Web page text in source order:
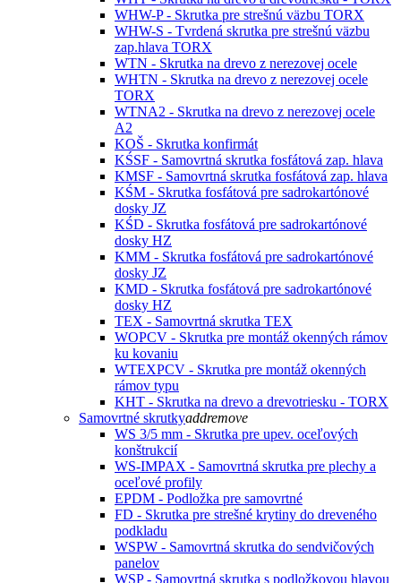
WHW-P - Skrutka pre strešnú väzbu TORX
WHW-S - Tvrdená skrutka pre strešnú väzbu
zap.hlava TORX
WTN - Skrutka na drevo z nerezovej ocele
WHTN - Skrutka na drevo z nerezovej ocele
TORX
WTNA2 - Skrutka na drevo z nerezovej ocele
A2
KOŠ - Skrutka konfirmát
KŚSF - Samovrtná skrutka fosfátová zap. hlava
KMSF - Samovrtná skrutka fosfátová zap. hlava
KŚM - Skrutka fosfátová pre sadrokartónové
dosky JZ
KŚD - Skrutka fosfátová pre sadrokartónové
dosky HZ
KMM - Skrutka fosfátová pre sadrokartónové
dosky JZ
KMD - Skrutka fosfátová pre sadrokartónové
dosky HZ
TEX - Samovrtná skrutka TEX
WOPCV - Skrutka pre montáž okenných rámov
ku kovaniu
WTEXPCV - Skrutka pre montáž okenných
rámov typu
KHT - Skrutka na drevo a drevotriesku - TORX
Samovrtné skrutkyaddremove
WS 3/5 mm - Skrutka pre upev. oceľových
konštrukcií
WS-IMPAX - Samovrtná skrutka pre plechy a
oceľové profily
EPDM - Podložka pre samovrtné
FD - Skrutka pre strešné krytiny do dreveného
podkladu
WSPW - Samovrtná skrutka do sendvičových
panelov
WSP - Samovrtná skrutka s podložkovou hlavou